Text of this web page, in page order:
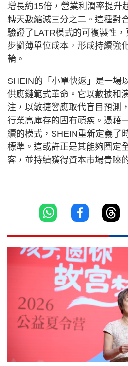
增長約15倍，營業利潤率提升
轉天數縮減三分之二。這種對
驗證了LATR模式的可複製性
步攤薄單位成本，形成持續強
輪。
SHEIN的「小單快返」是一場
供應鏈範式革命。它以數據和
注，以敏捷響應取代盲目預測
行業高庫存的固有頑疾。憑藉
續的模式，SHEIN重新定義了
標準。這或許正是其能夠圈定
客，並持續獲得資本市場青睞